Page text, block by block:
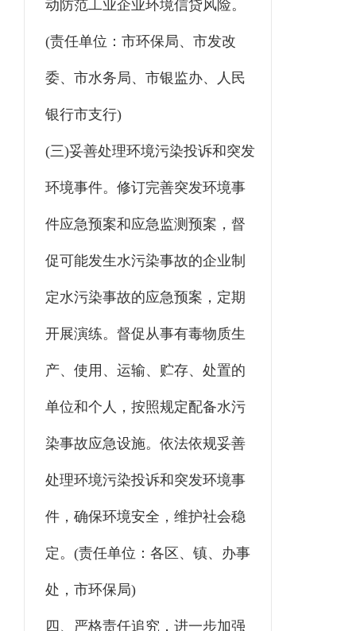
动防范工业企业环境信贷风险。
(责任单位：市环保局、市发改
委、市水务局、市银监办、人民
银行市支行)
(三)妥善处理环境污染投诉和突发
环境事件。修订完善突发环境事
件应急预案和应急监测预案，督
促可能发生水污染事故的企业制
定水污染事故的应急预案，定期
开展演练。督促从事有毒物质生
产、使用、运输、贮存、处置的
单位和个人，按照规定配备水污
染事故应急设施。依法依规妥善
处理环境污染投诉和突发环境事
件，确保环境安全，维护社会稳
定。(责任单位：各区、镇、办事
处，市环保局)
四、严格责任追究，进一步加强